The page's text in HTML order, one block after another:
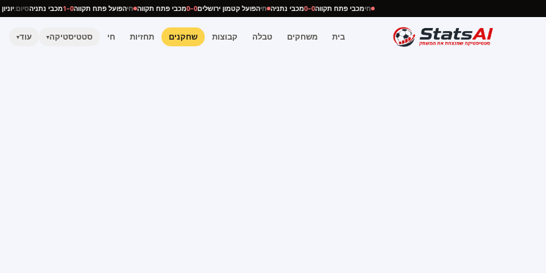
חימכבי פתח תקווה0–0 מכבי נתניה חיהפועל קטמון ירושלים0–0 מכבי פתח תקווה חיהפועל פתח תקווה0–1 מכבי נתניהסיום:
בית משחקים טבלה קבוצות שחקנים תחזיות חי סטטיסטיקה▾ עוד▾